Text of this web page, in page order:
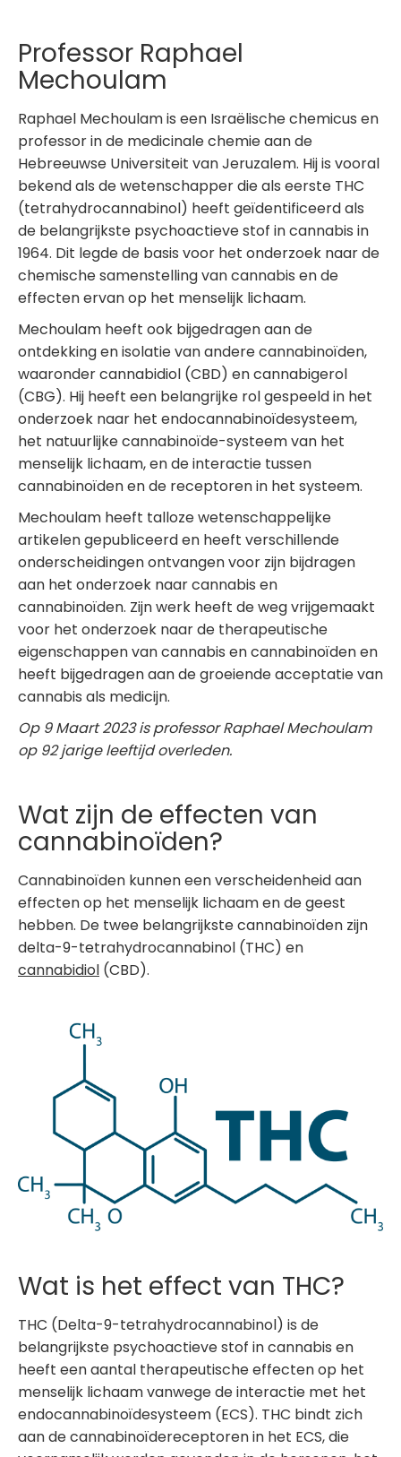
Professor Raphael
Mechoulam
Raphael Mechoulam is een Israëlische chemicus en
professor in de medicinale chemie aan de
Hebreeuwse Universiteit van Jeruzalem. Hij is vooral
bekend als de wetenschapper die als eerste THC
(tetrahydrocannabinol) heeft geïdentificeerd als
de belangrijkste psychoactieve stof in cannabis in
1964. Dit legde de basis voor het onderzoek naar de
chemische samenstelling van cannabis en de
effecten ervan op het menselijk lichaam.
Mechoulam heeft ook bijgedragen aan de
ontdekking en isolatie van andere cannabinoïden,
waaronder cannabidiol (CBD) en cannabigerol
(CBG). Hij heeft een belangrijke rol gespeeld in het
onderzoek naar het endocannabinoïdesysteem,
het natuurlijke cannabinoïde-systeem van het
menselijk lichaam, en de interactie tussen
cannabinoïden en de receptoren in het systeem.
Mechoulam heeft talloze wetenschappelijke
artikelen gepubliceerd en heeft verschillende
onderscheidingen ontvangen voor zijn bijdragen
aan het onderzoek naar cannabis en
cannabinoïden. Zijn werk heeft de weg vrijgemaakt
voor het onderzoek naar de therapeutische
eigenschappen van cannabis en cannabinoïden en
heeft bijgedragen aan de groeiende acceptatie van
cannabis als medicijn.
Op 9 Maart 2023 is professor Raphael Mechoulam
op 92 jarige leeftijd overleden.
Wat zijn de effecten van
cannabinoïden?
Cannabinoïden kunnen een verscheidenheid aan
effecten op het menselijk lichaam en de geest
hebben. De twee belangrijkste cannabinoïden zijn
delta-9-tetrahydrocannabinol (THC) en
cannabidiol (CBD).
Wat is het effect van THC?
THC (Delta-9-tetrahydrocannabinol) is de
belangrijkste psychoactieve stof in cannabis en
heeft een aantal therapeutische effecten op het
menselijk lichaam vanwege de interactie met het
endocannabinoïdesysteem (ECS). THC bindt zich
aan de cannabinoïdereceptoren in het ECS, die